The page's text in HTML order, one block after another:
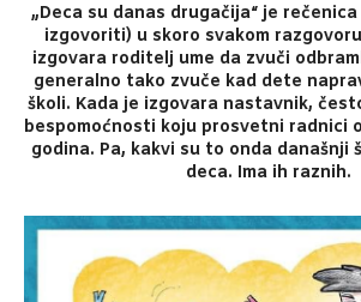
„Deca su danas drugačija“ je
izgovoriti) u skoro svakom
izgovara roditelj ume da zvuči
generalno tako zvuče kad dete
školi. Kada je izgovara nastavnik,
bespomoćnosti koju prosvetni radnici
godina. Pa, kakvi su to onda današnji
deca. Ima ih raznih.